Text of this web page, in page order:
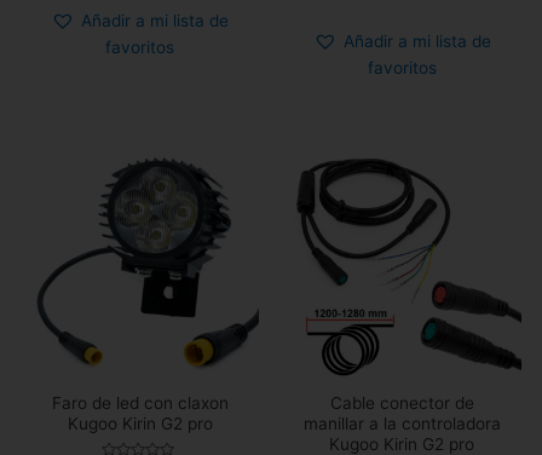
Añadir a mi lista de
favoritos
Añadir a mi lista de
favoritos
Faro de led con claxon
Kugoo Kirin G2 pro
Cable conector de
manillar a la controladora
Kugoo Kirin G2 pro